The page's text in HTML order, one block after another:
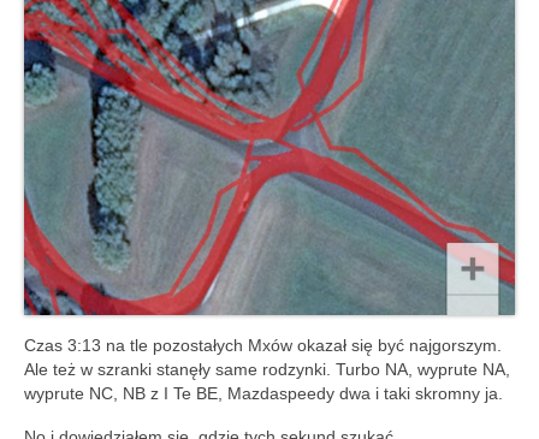
Czas 3:13 na tle pozostałych Mxów okazał się być najgorszym.
Ale też w szranki stanęły same rodzynki. Turbo NA, wyprute NA,
wyprute NC, NB z I Te BE, Mazdaspeedy dwa i taki skromny ja.